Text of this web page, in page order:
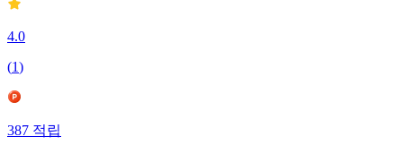
4.0
(1)
387적립